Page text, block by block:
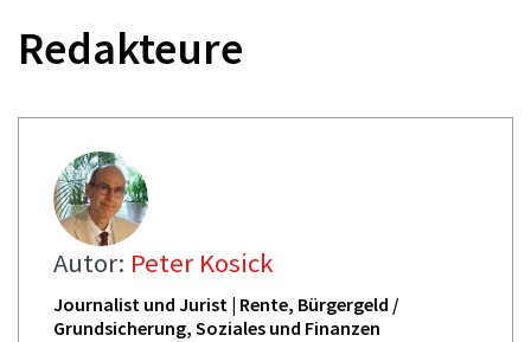
Redakteure
Autor: Peter Kosick
Journalist und Jurist | Rente, Bürgergeld /
Grundsicherung, Soziales und Finanzen